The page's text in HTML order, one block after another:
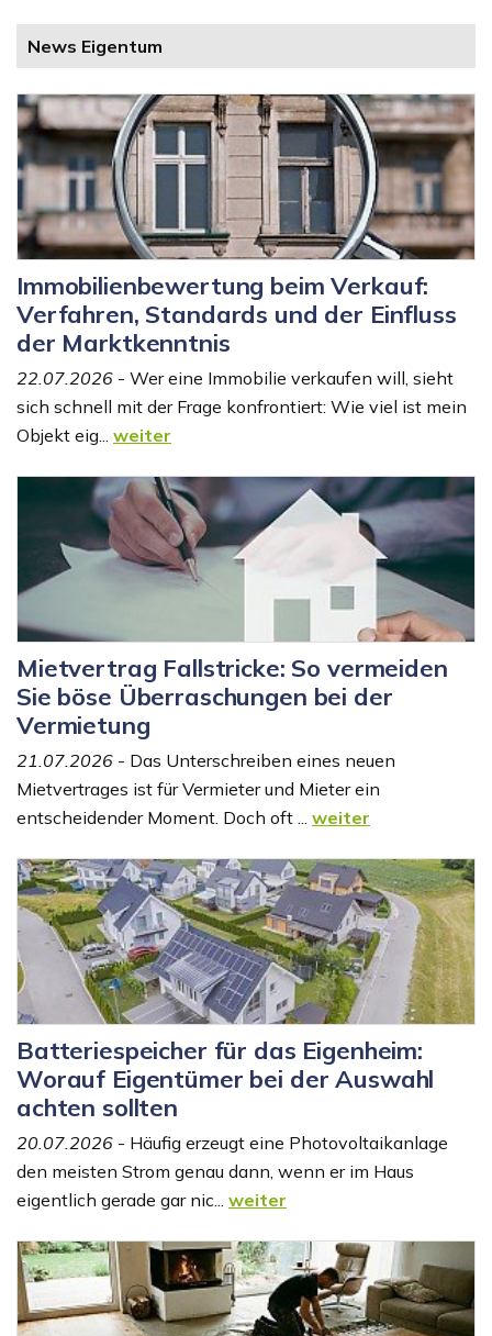
News Eigentum
Immobilienbewertung beim Verkauf:
Verfahren, Standards und der Einfluss
der Marktkenntnis
22.07.2026 - Wer eine Immobilie verkaufen will, sieht
sich schnell mit der Frage konfrontiert: Wie viel ist mein
Objekt eig... weiter
Mietvertrag Fallstricke: So vermeiden
Sie böse Überraschungen bei der
Vermietung
21.07.2026 - Das Unterschreiben eines neuen
Mietvertrages ist für Vermieter und Mieter ein
entscheidender Moment. Doch oft ... weiter
Batteriespeicher für das Eigenheim:
Worauf Eigentümer bei der Auswahl
achten sollten
20.07.2026 - Häufig erzeugt eine Photovoltaikanlage
den meisten Strom genau dann, wenn er im Haus
eigentlich gerade gar nic... weiter